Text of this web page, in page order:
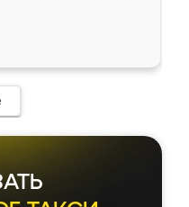
кухня уже почти